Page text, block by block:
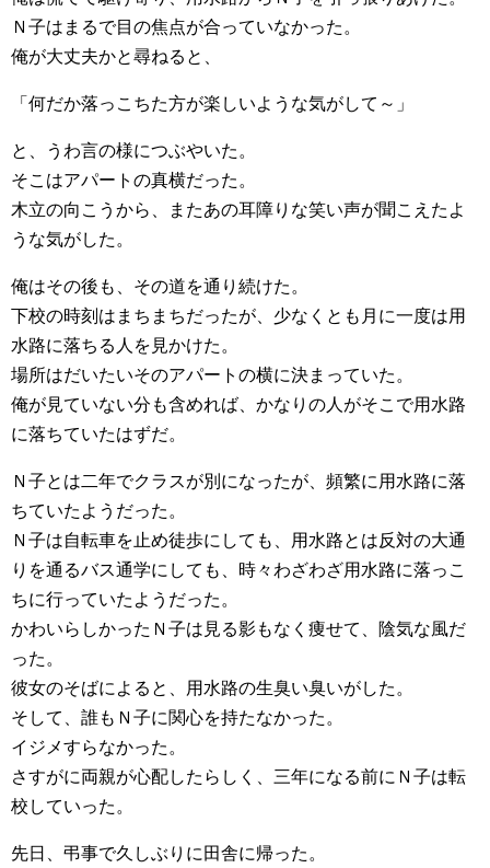
Ｎ子はまるで目の焦点が合っていなかった。
俺が大丈夫かと尋ねると、
「何だか落っこちた方が楽しいような気がして～」
と、うわ言の様につぶやいた。
そこはアパートの真横だった。
木立の向こうから、またあの耳障りな笑い声が聞こえたよ
うな気がした。
俺はその後も、その道を通り続けた。
下校の時刻はまちまちだったが、少なくとも月に一度は用
水路に落ちる人を見かけた。
場所はだいたいそのアパートの横に決まっていた。
俺が見ていない分も含めれば、かなりの人がそこで用水路
に落ちていたはずだ。
Ｎ子とは二年でクラスが別になったが、頻繁に用水路に落
ちていたようだった。
Ｎ子は自転車を止め徒歩にしても、用水路とは反対の大通
りを通るバス通学にしても、時々わざわざ用水路に落っこ
ちに行っていたようだった。
かわいらしかったＮ子は見る影もなく痩せて、陰気な風だ
った。
彼女のそばによると、用水路の生臭い臭いがした。
そして、誰もＮ子に関心を持たなかった。
イジメすらなかった。
さすがに両親が心配したらしく、三年になる前にＮ子は転
校していった。
先日、弔事で久しぶりに田舎に帰った。